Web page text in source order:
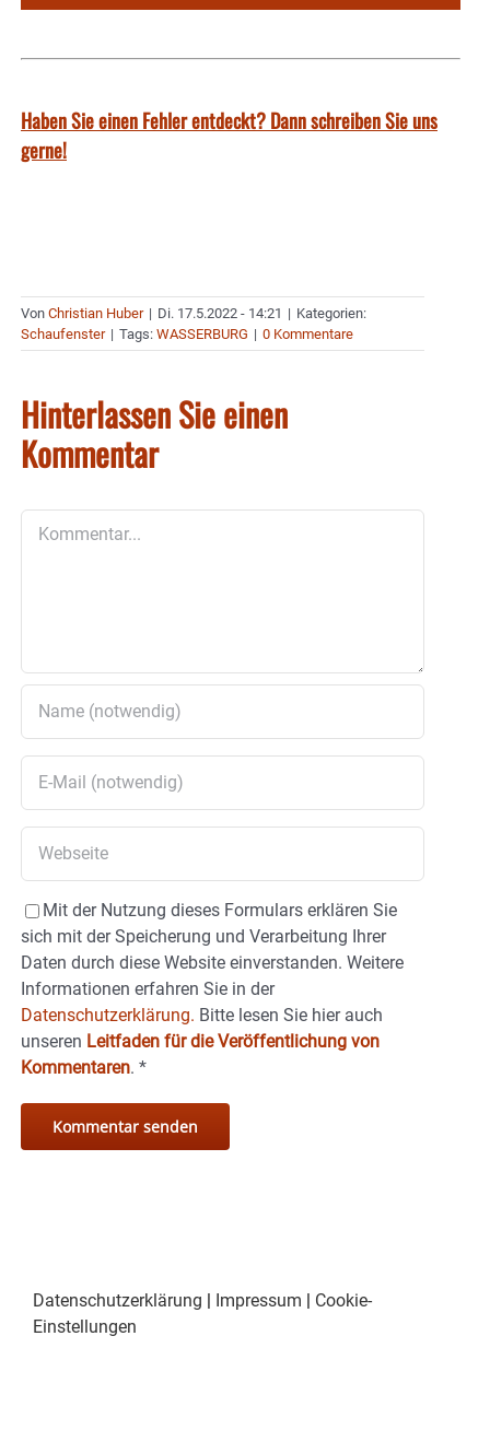
Haben Sie einen Fehler entdeckt? Dann schreiben Sie uns
gerne!
Von Christian Huber | Di. 17.5.2022 - 14:21 | Kategorien:
Schaufenster | Tags: WASSERBURG | 0 Kommentare
Hinterlassen Sie einen
Kommentar
Mit der Nutzung dieses Formulars erklären Sie
sich mit der Speicherung und Verarbeitung Ihrer
Daten durch diese Website einverstanden. Weitere
Informationen erfahren Sie in der
Datenschutzerklärung. Bitte lesen Sie hier auch
unseren Leitfaden für die Veröffentlichung von
Kommentaren. *
Datenschutzerklärung | Impressum | Cookie-
Einstellungen